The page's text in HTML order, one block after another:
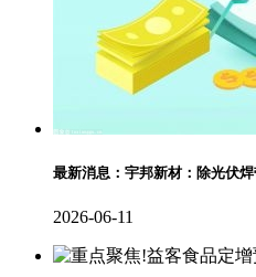
最新消息：宇邦新材：除光伏
2026-06-11